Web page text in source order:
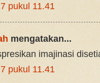
pukul 11.41
mengatakan...
imajinasi
pukul 11.41